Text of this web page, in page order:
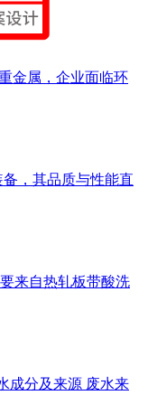
金属，企业面临环
，其品质与性能直
来自热轧板带酸洗
成分及来源 废水来